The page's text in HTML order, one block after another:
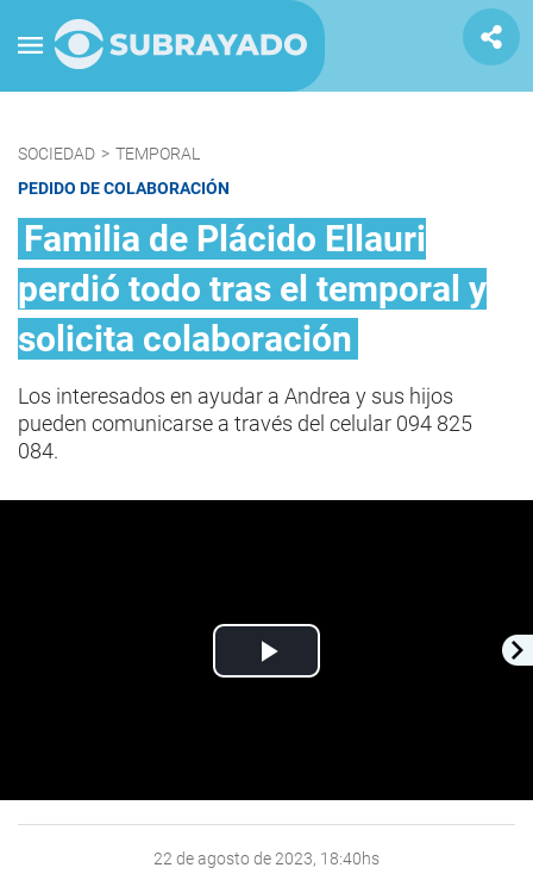
SOCIEDAD > TEMPORAL
PEDIDO DE COLABORACIÓN
Familia de Plácido Ellauri
perdió todo tras el temporal y
solicita colaboración
Los interesados en ayudar a Andrea y sus hijos
pueden comunicarse a través del celular 094 825
084.
Play
22 de agosto de 2023, 18:40hs